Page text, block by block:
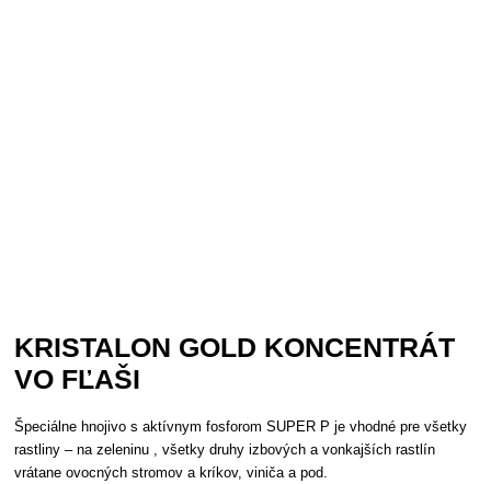
KRISTALON GOLD KONCENTRÁT
VO FĽAŠI
Špeciálne hnojivo s aktívnym fosforom SUPER P je vhodné pre všetky
rastliny – na zeleninu , všetky druhy izbových a vonkajších rastlín
vrátane ovocných stromov a kríkov, viniča a pod.